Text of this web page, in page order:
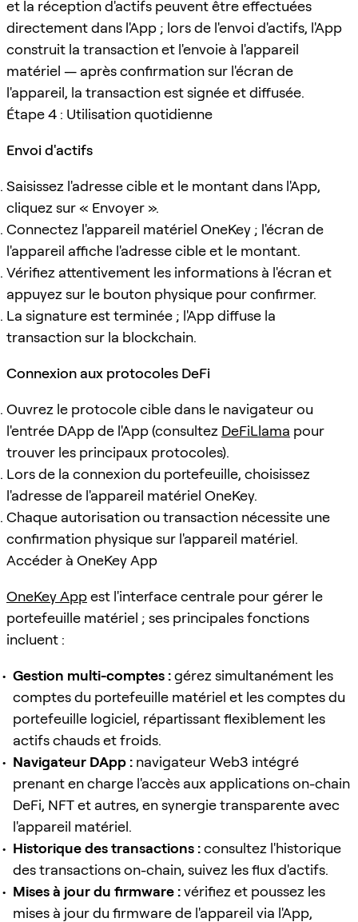
et la réception d'actifs peuvent être effectuées
directement dans l'App ; lors de l'envoi d'actifs, l'App
construit la transaction et l'envoie à l'appareil
matériel — après confirmation sur l'écran de
l'appareil, la transaction est signée et diffusée.
Étape 4 : Utilisation quotidienne
Envoi d'actifs
Saisissez l'adresse cible et le montant dans l'App,
cliquez sur « Envoyer ».
Connectez l'appareil matériel OneKey ; l'écran de
l'appareil affiche l'adresse cible et le montant.
Vérifiez attentivement les informations à l'écran et
appuyez sur le bouton physique pour confirmer.
La signature est terminée ; l'App diffuse la
transaction sur la blockchain.
Connexion aux protocoles DeFi
Ouvrez le protocole cible dans le navigateur ou
l'entrée DApp de l'App (consultez DeFiLlama pour
trouver les principaux protocoles).
Lors de la connexion du portefeuille, choisissez
l'adresse de l'appareil matériel OneKey.
Chaque autorisation ou transaction nécessite une
confirmation physique sur l'appareil matériel.
Accéder à OneKey App
OneKey Appest l'interface centrale pour gérer le
portefeuille matériel ; ses principales fonctions
incluent :
Gestion multi-comptes :gérez simultanément les
comptes du portefeuille matériel et les comptes du
portefeuille logiciel, répartissant flexiblement les
actifs chauds et froids.
Navigateur DApp : navigateur Web3 intégré
prenant en charge l'accès aux applications on-chain
DeFi, NFT et autres, en synergie transparente avec
l'appareil matériel.
Historique des transactions :consultez l'historique
des transactions on-chain, suivez les flux d'actifs.
Mises à jour du firmware :vérifiez et poussez les
mises à jour du firmware de l'appareil via l'App,